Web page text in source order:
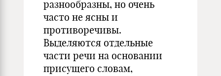
разнообразны, но очень
часто не ясны и
противоречивы.
Выделяются отдельные
части речи на основании
присущего словам,